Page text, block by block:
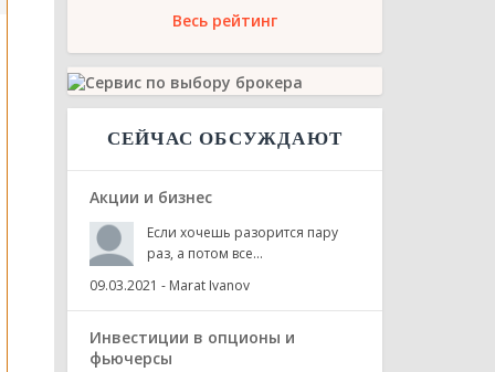
Весь рейтинг
СЕЙЧАС ОБСУЖДАЮТ
Акции и бизнес
Если хочешь разорится пару
раз, а потом все...
09.03.2021 - Marat Ivanov
Инвестиции в опционы и
фьючерсы